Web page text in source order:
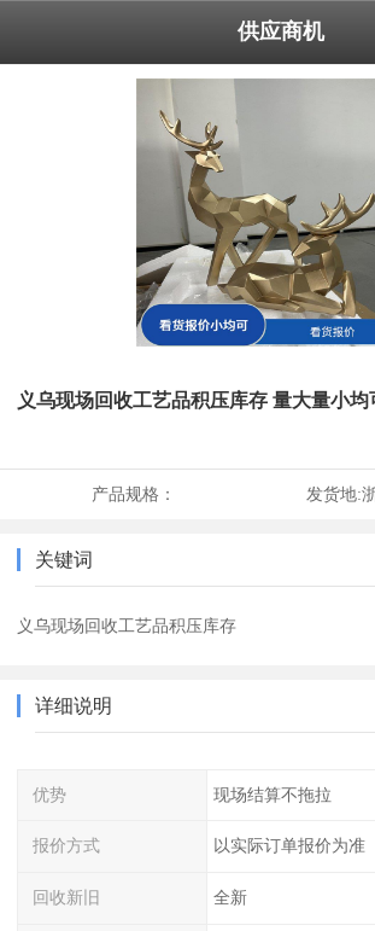
供应商机
义乌现场回收工艺品积压库存 量大量小
产品规格： 发货地:
关键词
义乌现场回收工艺品积压库存
详细说明
优势 现场结算不拖拉
报价方式 以实际订单报价为准
回收新旧 全新